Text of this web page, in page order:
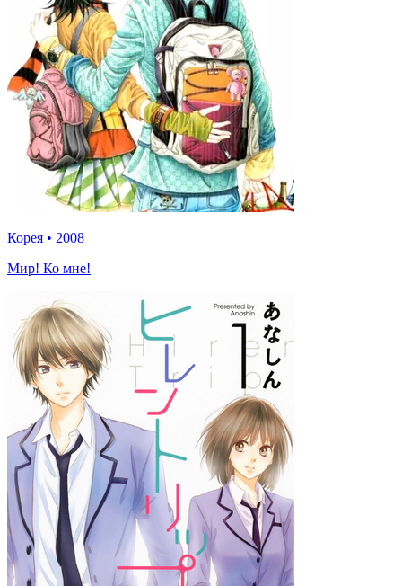
Корея • 2008
Мир! Ко мне!